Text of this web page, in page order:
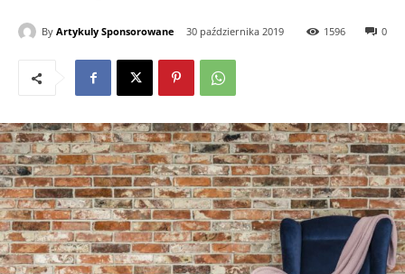
By Artykuly Sponsorowane 30 października 2019 0
1596